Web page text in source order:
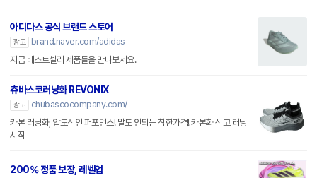
아디다스 공식 브랜드 스토어
광고
brand.naver.com/adidas
지금 베스트셀러 제품들을 만나보세요.
츄바스코러닝화 REVONIX
광고
chubascocompany.com/
카본 러닝화, 압도적인 퍼포먼스! 말도 안되는 착한가격! 카본화 신고 러닝
시작
200% 정품 보장, 레벨업